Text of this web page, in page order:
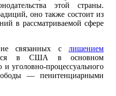
этой страны.
оно также состоит из
в рассматриваемой сфере
связанных слишением
в США в основном
уголовно-процессуального
— пенитенциарными